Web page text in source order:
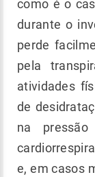
como é o
durante o
perde
pela
atividades
de
na
e, em casos